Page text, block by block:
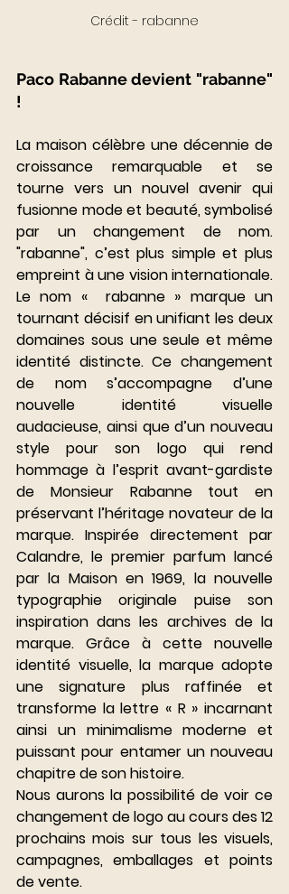
Crédit - rabanne
Paco Rabanne devient "rabanne"
!
La maison célèbre une décennie de
croissance remarquable et se
tourne vers un nouvel avenir qui
fusionne mode et beauté, symbolisé
par un changement de nom.
"rabanne", c’est plus simple et plus
empreint à une vision internationale.
Le nom «  rabanne » marque un
tournant décisif en unifiant les deux
domaines sous une seule et même
identité distincte. Ce changement
de nom s’accompagne d’une
nouvelle identité visuelle
audacieuse, ainsi que d’un nouveau
style pour son logo qui rend
hommage à l’esprit avant-gardiste
de Monsieur Rabanne tout en
préservant l’héritage novateur de la
marque. Inspirée directement par
Calandre, le premier parfum lancé
par la Maison en 1969, la nouvelle
typographie originale puise son
inspiration dans les archives de la
marque. Grâce à cette nouvelle
identité visuelle, la marque adopte
une signature plus raffinée et
transforme la lettre « R » incarnant
ainsi un minimalisme moderne et
puissant pour entamer un nouveau
chapitre de son histoire.
Nous aurons la possibilité de voir ce
changement de logo au cours des 12
prochains mois sur tous les visuels,
campagnes, emballages et points
de vente.